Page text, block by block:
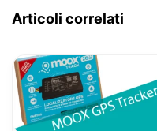
Articoli correlati